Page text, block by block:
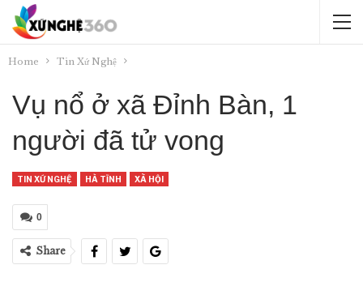
Home Tin Xứ Nghệ
Vụ nổ ở xã Đỉnh Bàn, 1
người đã tử vong
TIN XỨ NGHỆ HÀ TĨNH XÃ HỘI
0
Share